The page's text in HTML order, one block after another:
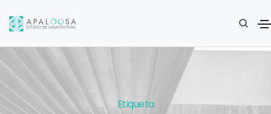
Etiqueta